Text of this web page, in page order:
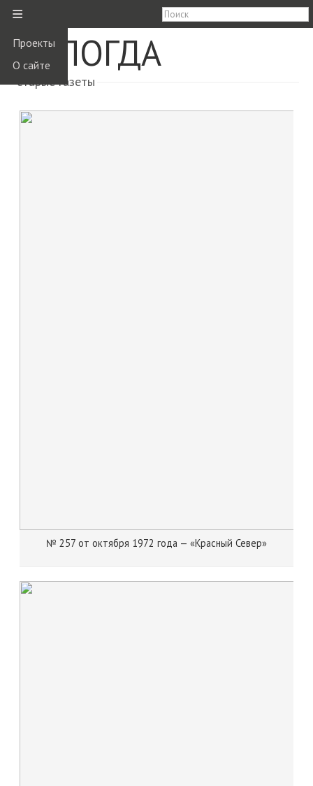
≡
Проекты
О сайте
ВОЛОГДА
старые газеты
№ 257 от октября 1972 года — «Красный Север»